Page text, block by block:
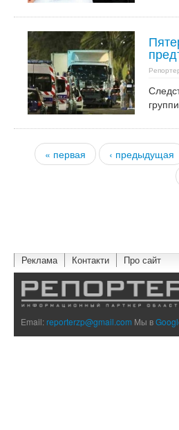
Страницы
« первая ‹ предыдущая
Реклама Контакти Про сайт
Email:reporterzp@gmail.com Мы в